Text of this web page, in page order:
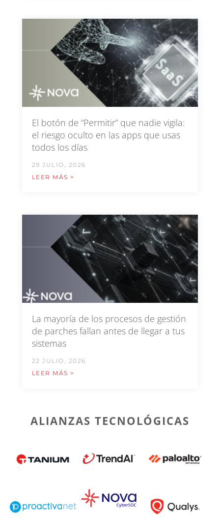
El botón de “Permitir” que nadie vigila:
el riesgo oculto en las apps que usas
todos los días
29 JULIO, 2026
LEER MÁS >
La mayoría de los procesos de gestión
de parches fallan antes de llegar a tus
sistemas
22 JULIO, 2026
LEER MÁS >
ALIANZAS TECNOLÓGICAS